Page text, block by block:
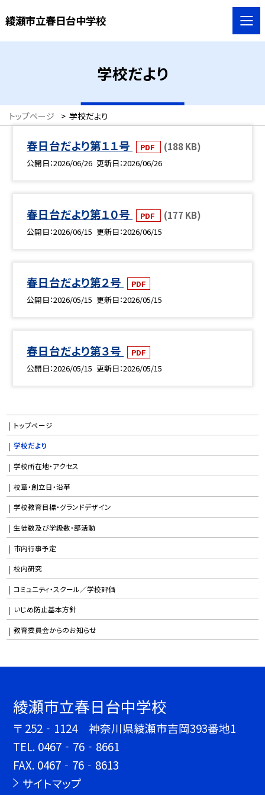
綾瀬市立春日台中学校
学校だより
トップページ > 学校だより
春日台だより第１１号 PDF (188 KB)
公開日 2026/06/26 更新日 2026/06/26
春日台だより第１０号 PDF (177 KB)
公開日 2026/06/15 更新日 2026/06/15
春日台だより第２号
PDF
公開日 2026/05/15 更新日 2026/05/15
春日台だより第３号
PDF
公開日 2026/05/15 更新日 2026/05/15
トップページ
学校だより
学校所在地・アクセス
校章・創立日・沿革
学校教育目標・グランドデザイン
生徒数及び学級数・部活動
市内行事予定
校内研究
コミュニティ・スクール／学校評価
いじめ防止基本方針
教育委員会からのお知らせ
綾瀬市立春日台中学校
〒 252‐1124 神奈川県綾瀬市吉岡393番地1
TEL. 0467‐76‐8661
FAX. 0467‐76‐8613
サイトマップ